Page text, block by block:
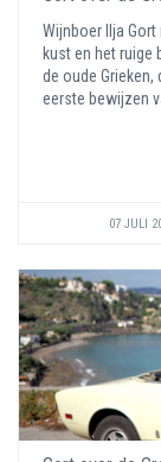
Wijnboer Ilja
kust en het ruige
de oude
eerste bewijzen
07 JULI